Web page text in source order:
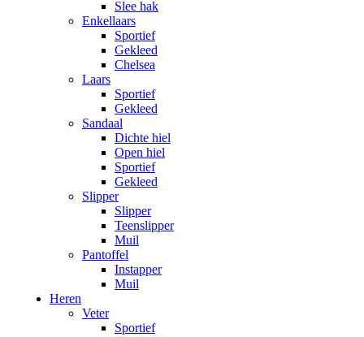
Slee hak
Enkellaars
Sportief
Gekleed
Chelsea
Laars
Sportief
Gekleed
Sandaal
Dichte hiel
Open hiel
Sportief
Gekleed
Slipper
Slipper
Teenslipper
Muil
Pantoffel
Instapper
Muil
Heren
Veter
Sportief